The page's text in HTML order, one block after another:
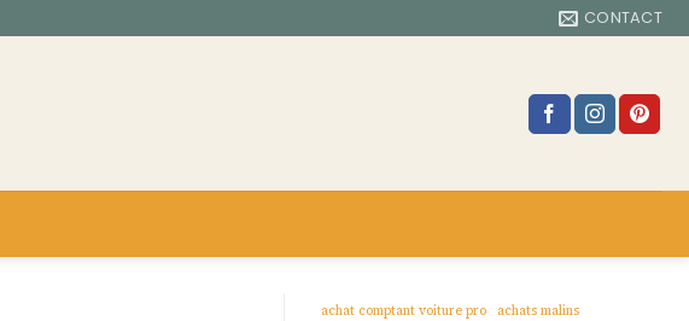
CONTACT
achat comptant voiture pro
achats malins